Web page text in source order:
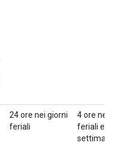
24 ore nei giorni
feriali
4 ore nei
feriali e